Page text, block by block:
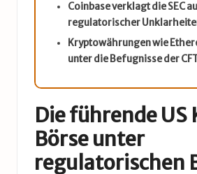
Coinbase verklagt die SEC
regulatorischer
Kryptowährungen wie
unter die Befugnisse der
Die führende
Börse unter
regulatorischen